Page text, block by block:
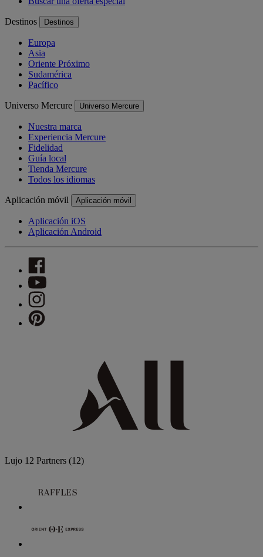
Destinos Destinos
Europa
Asia
Oriente Próximo
Sudamérica
Pacífico
Universo Mercure Universo Mercure
Nuestra marca
Experiencia Mercure
Fidelidad
Guía local
Tienda Mercure
Todos los idiomas
Aplicación móvil Aplicación móvil
Aplicación iOS
Aplicación Android
Lujo 12 Partners (12)